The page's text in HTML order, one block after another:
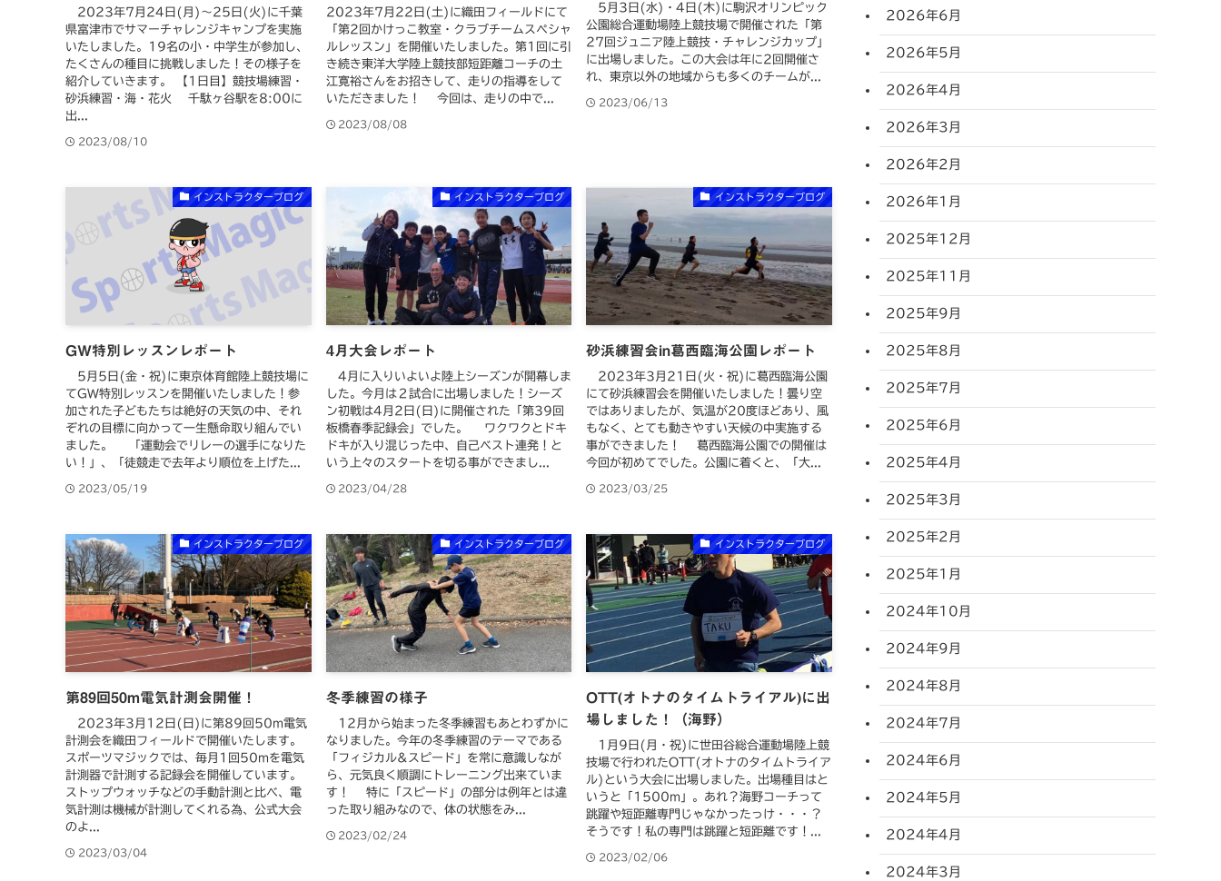
2023年7月24日(月)〜25日(火)に千葉
県富津市でサマーチャレンジキャンプを実施
いたしました。19名の小・中学生が参加し、
たくさんの種目に挑戦しました！その様子を
紹介していきます。 【1日目】競技場練習・
砂浜練習・海・花火 千駄ヶ谷駅を8:00に
出...
2023/08/10
2023年7月22日(土)に織田フィールドにて
「第2回かけっこ教室・クラブチームスペシャ
ルレッスン」を開催いたしました。第1回に引
き続き東洋大学陸上競技部短距離コーチの土
江寛裕さんをお招きして、走りの指導をして
いただきました！ 今回は、走りの中で...
2023/08/08
5月3日(水)・4日(木)に駒沢オリンピック
公園総合運動場陸上競技場で開催された「第
27回ジュニア陸上競技・チャレンジカップ」
に出場しました。この大会は年に2回開催さ
れ、東京以外の地域からも多くのチームが...
2023/06/13
インストラクターブログ
GW特別レッスンレポート
5月5日(金・祝)に東京体育館陸上競技場に
てGW特別レッスンを開催いたしました！参
加された子どもたちは絶好の天気の中、それ
ぞれの目標に向かって一生懸命取り組んでい
ました。 「運動会でリレーの選手になりた
い！」、「徒競走で去年より順位を上げた...
2023/05/19
インストラクターブログ
4月大会レポート
4月に入りいよいよ陸上シーズンが開幕しま
した。今月は２試合に出場しました！シーズ
ン初戦は4月2日(日)に開催された「第39回
板橋春季記録会」でした。 ワクワクとドキ
ドキが入り混じった中、自己ベスト連発！と
いう上々のスタートを切る事ができまし...
2023/04/28
インストラクターブログ
砂浜練習会in葛西臨海公園レポート
2023年3月21日(火・祝)に葛西臨海公園
にて砂浜練習会を開催いたしました！曇り空
ではありましたが、気温が20度ほどあり、風
もなく、とても動きやすい天候の中実施する
事ができました！ 葛西臨海公園での開催は
今回が初めてでした。公園に着くと、「大...
2023/03/25
インストラクターブログ
第89回50m電気計測会開催！
2023年3月12日(日)に第89回50m電気
計測会を織田フィールドで開催いたします。
スポーツマジックでは、毎月1回50mを電気
計測器で計測する記録会を開催しています。
ストップウォッチなどの手動計測と比べ、電
気計測は機械が計測してくれる為、公式大会
のよ...
2023/03/04
インストラクターブログ
冬季練習の様子
12月から始まった冬季練習もあとわずかに
なりました。今年の冬季練習のテーマである
「フィジカル&スピード」を常に意識しなが
ら、元気良く順調にトレーニング出来ていま
す！ 特に「スピード」の部分は例年とは違
った取り組みなので、体の状態をみ...
2023/02/24
インストラクターブログ
OTT(オトナのタイムトライアル)に出
場しました！（海野）
1月9日(月・祝)に世田谷総合運動場陸上競
技場で行われたOTT(オトナのタイムトライア
ル)という大会に出場しました。出場種目はと
いうと「1500m」。あれ？海野コーチって
跳躍や短距離専門じゃなかったっけ・・・？
そうです！私の専門は跳躍と短距離です！...
2023/02/06
2026年6月
2026年5月
2026年4月
2026年3月
2026年2月
2026年1月
2025年12月
2025年11月
2025年9月
2025年8月
2025年7月
2025年6月
2025年4月
2025年3月
2025年2月
2025年1月
2024年10月
2024年9月
2024年8月
2024年7月
2024年6月
2024年5月
2024年4月
2024年3月